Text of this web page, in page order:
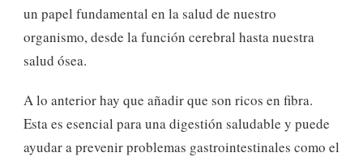
un papel fundamental en la salud de nuestro
organismo, desde la función cerebral hasta nuestra
salud ósea.
A lo anterior hay que añadir que son ricos en fibra.
Esta es esencial para una digestión saludable y puede
ayudar a prevenir problemas gastrointestinales como el